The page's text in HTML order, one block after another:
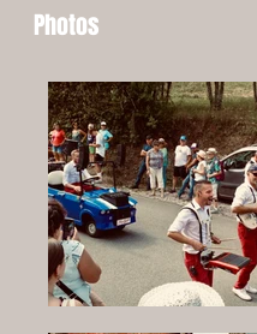
Photos